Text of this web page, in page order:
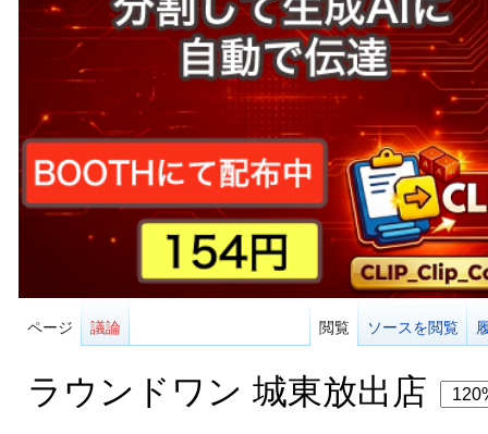
ページ 議論 閲覧 ソースを閲覧
ラウンドワン 城東放出店